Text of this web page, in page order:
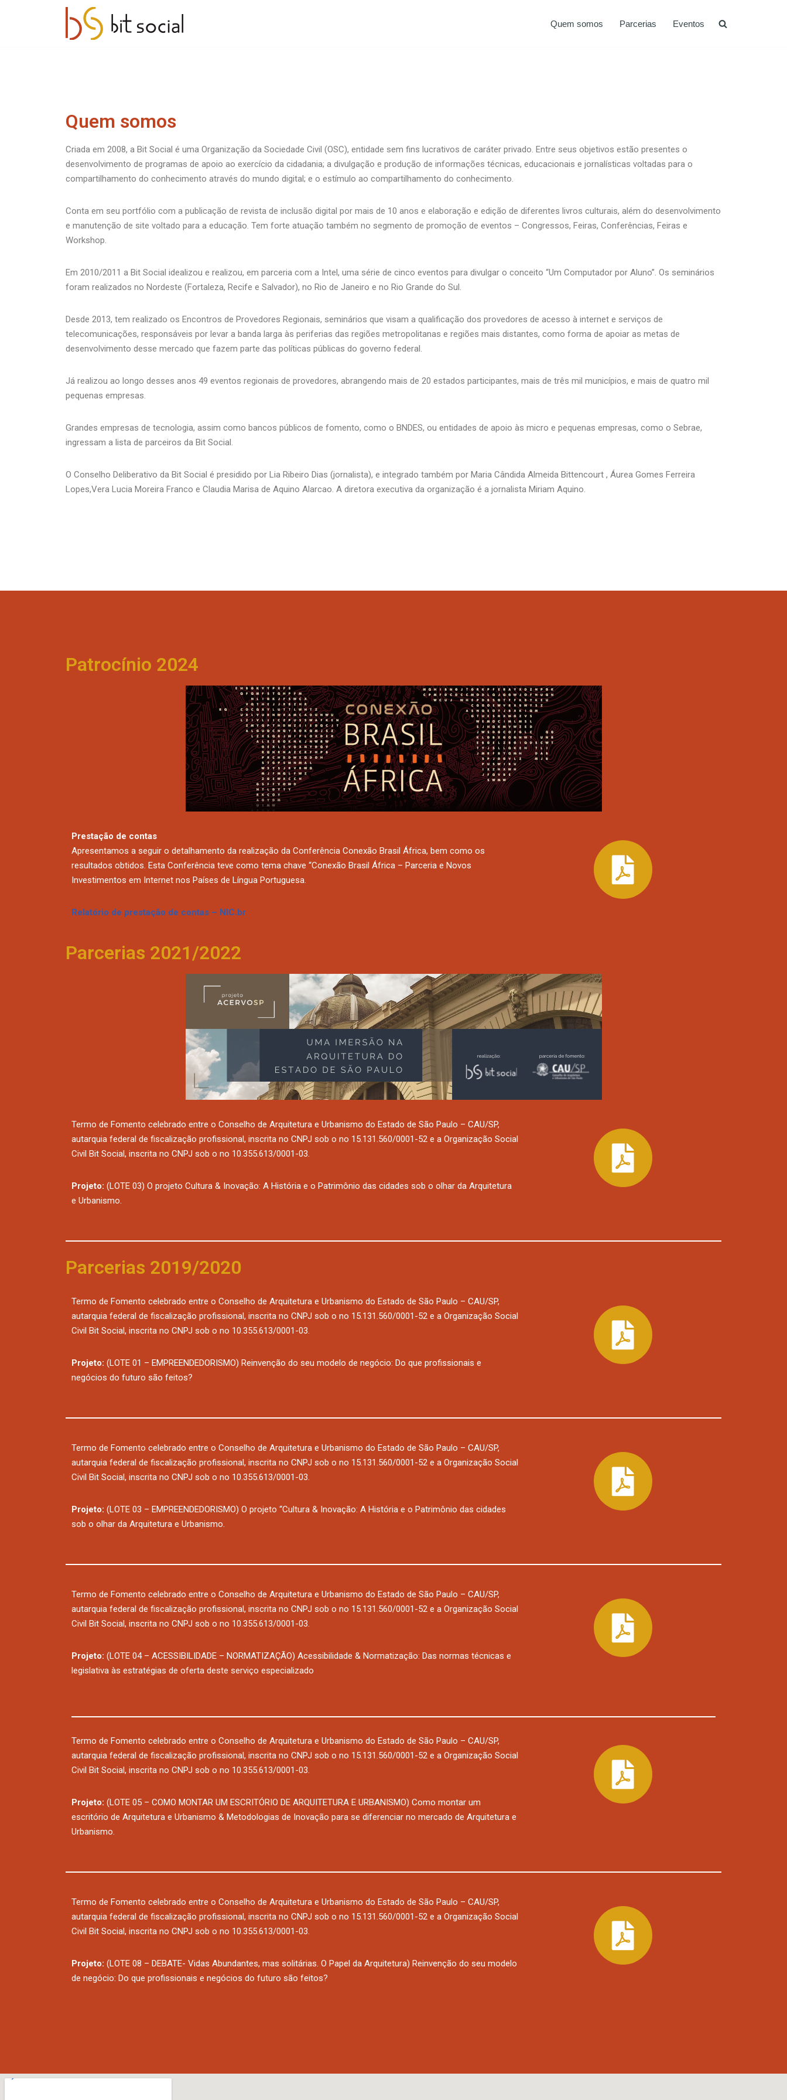
Quem somos Parcerias Eventos
Quem somos
Criada em 2008, a Bit Social é uma Organização da Sociedade Civil (OSC), entidade sem fins lucrativos de caráter privado. Entre seus objetivos estão presentes o
desenvolvimento de programas de apoio ao exercício da cidadania; a divulgação e produção de informações técnicas, educacionais e jornalísticas voltadas para o
compartilhamento do conhecimento através do mundo digital; e o estímulo ao compartilhamento do conhecimento.
Conta em seu portfólio com a publicação de revista de inclusão digital por mais de 10 anos e elaboração e edição de diferentes livros culturais, além do desenvolvimento
e manutenção de site voltado para a educação. Tem forte atuação também no segmento de promoção de eventos – Congressos, Feiras, Conferências, Feiras e
Workshop.
Em 2010/2011 a Bit Social idealizou e realizou, em parceria com a Intel, uma série de cinco eventos para divulgar o conceito “Um Computador por Aluno”. Os seminários
foram realizados no Nordeste (Fortaleza, Recife e Salvador), no Rio de Janeiro e no Rio Grande do Sul.
Desde 2013, tem realizado os Encontros de Provedores Regionais, seminários que visam a qualificação dos provedores de acesso à internet e serviços de
telecomunicações, responsáveis por levar a banda larga às periferias das regiões metropolitanas e regiões mais distantes, como forma de apoiar as metas de
desenvolvimento desse mercado que fazem parte das políticas públicas do governo federal.
Já realizou ao longo desses anos 49 eventos regionais de provedores, abrangendo mais de 20 estados participantes, mais de três mil municípios, e mais de quatro mil
pequenas empresas.
Grandes empresas de tecnologia, assim como bancos públicos de fomento, como o BNDES, ou entidades de apoio às micro e pequenas empresas, como o Sebrae,
ingressam a lista de parceiros da Bit Social.
O Conselho Deliberativo da Bit Social é presidido por Lia Ribeiro Dias (jornalista), e integrado também por Maria Cândida Almeida Bittencourt , Áurea Gomes Ferreira
Lopes,Vera Lucia Moreira Franco e Claudia Marisa de Aquino Alarcao. A diretora executiva da organização é a jornalista Miriam Aquino.
Patrocínio 2024
Prestação de contas
Apresentamos a seguir o detalhamento da realização da Conferência Conexão Brasil África, bem como os
resultados obtidos. Esta Conferência teve como tema chave “Conexão Brasil África – Parceria e Novos
Investimentos em Internet nos Países de Língua Portuguesa.
Relatório de prestação de contas – NIC.br
Parcerias 2021/2022
Termo de Fomento celebrado entre o Conselho de Arquitetura e Urbanismo do Estado de São Paulo – CAU/SP,
autarquia federal de fiscalização profissional, inscrita no CNPJ sob o no 15.131.560/0001-52 e a Organização Social
Civil Bit Social, inscrita no CNPJ sob o no 10.355.613/0001-03.
Projeto: (LOTE 03) O projeto Cultura & Inovação: A História e o Patrimônio das cidades sob o olhar da Arquitetura
e Urbanismo.
Parcerias 2019/2020
Termo de Fomento celebrado entre o Conselho de Arquitetura e Urbanismo do Estado de São Paulo – CAU/SP,
autarquia federal de fiscalização profissional, inscrita no CNPJ sob o no 15.131.560/0001-52 e a Organização Social
Civil Bit Social, inscrita no CNPJ sob o no 10.355.613/0001-03.
Projeto: (LOTE 01 – EMPREENDEDORISMO) Reinvenção do seu modelo de negócio: Do que profissionais e
negócios do futuro são feitos?
Termo de Fomento celebrado entre o Conselho de Arquitetura e Urbanismo do Estado de São Paulo – CAU/SP,
autarquia federal de fiscalização profissional, inscrita no CNPJ sob o no 15.131.560/0001-52 e a Organização Social
Civil Bit Social, inscrita no CNPJ sob o no 10.355.613/0001-03.
Projeto: (LOTE 03 – EMPREENDEDORISMO) O projeto “Cultura & Inovação: A História e o Patrimônio das cidades
sob o olhar da Arquitetura e Urbanismo.
Termo de Fomento celebrado entre o Conselho de Arquitetura e Urbanismo do Estado de São Paulo – CAU/SP,
autarquia federal de fiscalização profissional, inscrita no CNPJ sob o no 15.131.560/0001-52 e a Organização Social
Civil Bit Social, inscrita no CNPJ sob o no 10.355.613/0001-03.
Projeto: (LOTE 04 – ACESSIBILIDADE – NORMATIZAÇÃO) Acessibilidade & Normatização: Das normas técnicas e
legislativa às estratégias de oferta deste serviço especializado
Termo de Fomento celebrado entre o Conselho de Arquitetura e Urbanismo do Estado de São Paulo – CAU/SP,
autarquia federal de fiscalização profissional, inscrita no CNPJ sob o no 15.131.560/0001-52 e a Organização Social
Civil Bit Social, inscrita no CNPJ sob o no 10.355.613/0001-03.
Projeto: (LOTE 05 – COMO MONTAR UM ESCRITÓRIO DE ARQUITETURA E URBANISMO) Como montar um
escritório de Arquitetura e Urbanismo & Metodologias de Inovação para se diferenciar no mercado de Arquitetura e
Urbanismo.
Termo de Fomento celebrado entre o Conselho de Arquitetura e Urbanismo do Estado de São Paulo – CAU/SP,
autarquia federal de fiscalização profissional, inscrita no CNPJ sob o no 15.131.560/0001-52 e a Organização Social
Civil Bit Social, inscrita no CNPJ sob o no 10.355.613/0001-03.
Projeto: (LOTE 08 – DEBATE- Vidas Abundantes, mas solitárias. O Papel da Arquitetura) Reinvenção do seu modelo
de negócio: Do que profissionais e negócios do futuro são feitos?